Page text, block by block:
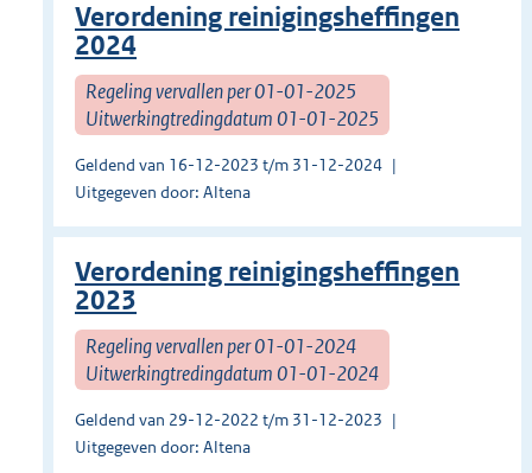
Verordening reinigingsheffingen
2024
Regeling vervallen per 01-01-2025
Uitwerkingtredingdatum 01-01-2025
Geldend van 16-12-2023 t/m 31-12-2024
Uitgegeven door: Altena
Verordening reinigingsheffingen
2023
Regeling vervallen per 01-01-2024
Uitwerkingtredingdatum 01-01-2024
Geldend van 29-12-2022 t/m 31-12-2023
Uitgegeven door: Altena